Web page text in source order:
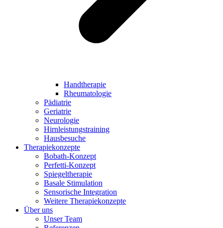
Handtherapie
Rheumatologie
Pädiatrie
Geriatrie
Neurologie
Hirnleistungstraining
Hausbesuche
Therapiekonzepte
Bobath-Konzept
Perfetti-Konzept
Spiegeltherapie
Basale Stimulation
Sensorische Integration
Weitere Therapiekonzepte
Über uns
Unser Team